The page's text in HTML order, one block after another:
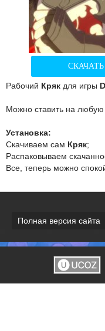
Рабочий Кряк для игры
Можно ставить на любую
Установка:
Скачиваем сам Кряк;
Распаковываем
Все, теперь можно
Полная версия сайта